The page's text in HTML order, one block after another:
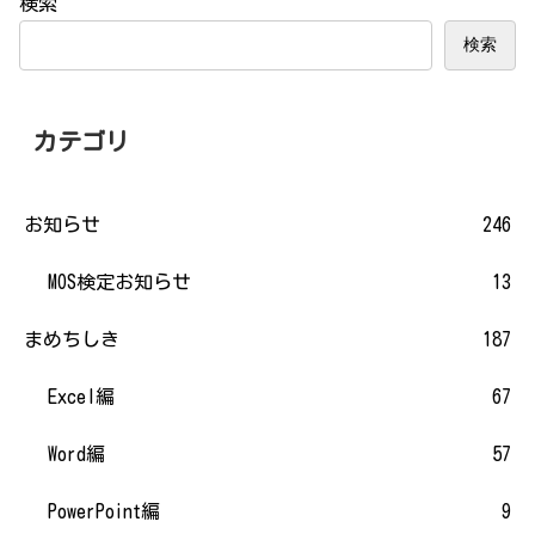
検索
検索
カテゴリ
お知らせ 246
MOS検定お知らせ 13
まめちしき 187
Excel編 67
Word編 57
PowerPoint編 9